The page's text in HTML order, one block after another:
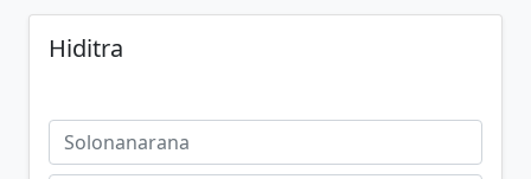
Hiditra